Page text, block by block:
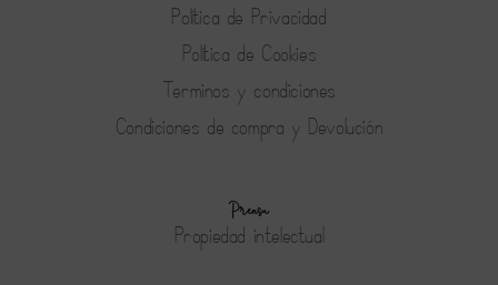
Política de Privacidad
Política de Cookies
Terminos y condiciones
Condiciones de compra y Devolución
Prensa
Propiedad intelectual